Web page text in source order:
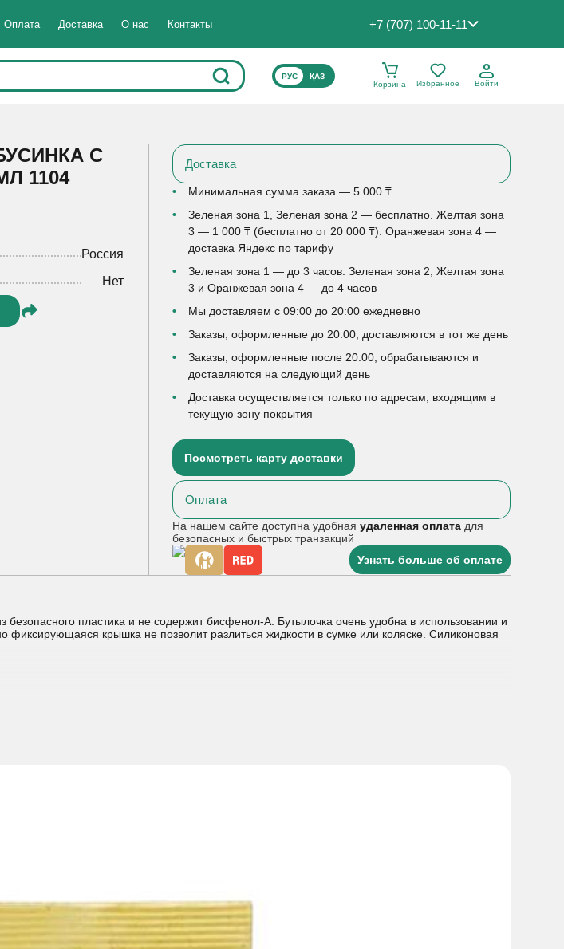
Оплата Доставка О нас Контакты +7 (707) 100-11-11
ВЫБЕРИТЕ ЯЗЫК САЙТА
РУС
ҚАЗ
Корзина
Избранное Войти
С
1104
Россия
Нет
Доставка
Минимальная сумма заказа — 5 000 ₸
Зеленая зона 1, Зеленая зона 2 — бесплатно. Желтая зона
3 — 1 000 ₸ (бесплатно от 20 000 ₸). Оранжевая зона 4 —
доставка Яндекс по тарифу
Зеленая зона 1 — до 3 часов. Зеленая зона 2, Желтая зона
3 и Оранжевая зона 4 — до 4 часов
Мы доставляем с 09:00 до 20:00 ежедневно
Заказы, оформленные до 20:00, доставляются в тот же день
Заказы, оформленные после 20:00, обрабатываются и
доставляются на следующий день
Доставка осуществляется только по адресам, входящим в
текущую зону покрытия
Посмотреть карту доставки
Оплата
На нашем сайте доступна удобнаяудаленная оплата для
безопасных и быстрых транзакций
Узнать больше об оплате
пластика и не содержит бисфенол-А. Бутылочка очень удобна в использовании и
крышка не позволит разлиться жидкости в сумке или коляске. Силиконовая